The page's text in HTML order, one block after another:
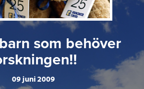
som behöver
09 juni 2009